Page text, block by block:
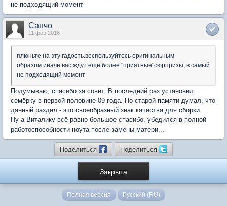
не подходящий момент
Санчо
11 фев 2016
плюньте на эту гадость.воспользуйтесь оригинальным
образом.иначе вас ждут ещё более "приятные"сюрпризы, в самый
не подходящий момент
Подумываю, спасибо за совет. В последний раз установил
семёрку в первой половине 09 года. По старой памяти думал, что
данный раздел - это своеобразный знак качества для сборки.
Ну а Виталику всё-равно большое спасибо, убедился в полной
работоспособности ноута после замены матери...
Поделиться Поделиться
Закрыта
Полная версия Русский (RU)